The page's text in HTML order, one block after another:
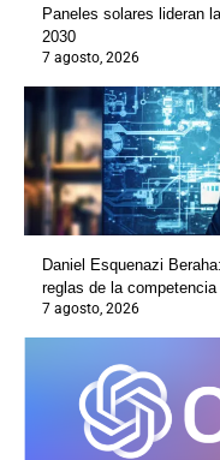
Paneles solares lideran
2030
7 agosto, 2026
Daniel Esquenazi
reglas de la competencia
7 agosto, 2026